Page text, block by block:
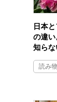
日本
の違い
知ら
読み物